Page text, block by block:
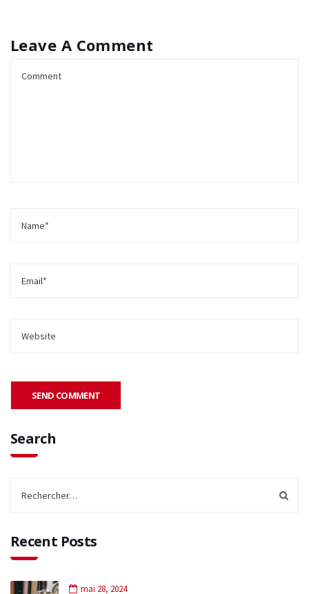
Leave A Comment
Search
Recent Posts
mai 28, 2024